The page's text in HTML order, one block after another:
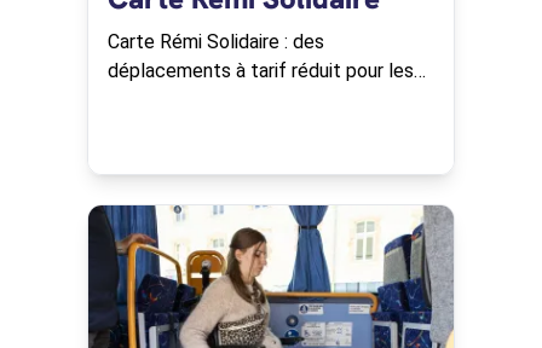
Carte Rémi Solidaire : des
déplacements à tarif réduit pour les